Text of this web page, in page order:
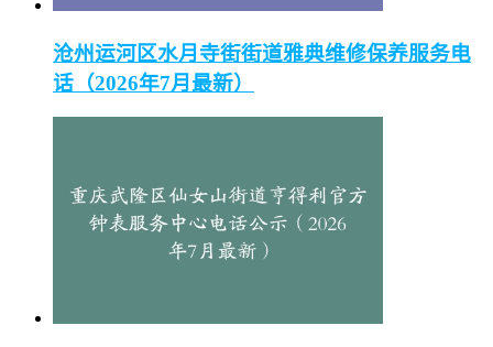
沧州运河区水月寺街街道雅典维修保养服务电
话（2026年7月最新）